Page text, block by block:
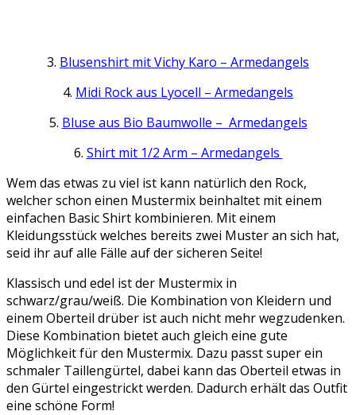
3. Blusenshirt mit Vichy Karo – Armedangels
4. Midi Rock aus Lyocell – Armedangels
5. Bluse aus Bio Baumwolle – Armedangels
6. Shirt mit 1/2 Arm – Armedangels
Wem das etwas zu viel ist kann natürlich den Rock,
welcher schon einen Mustermix beinhaltet mit einem
einfachen Basic Shirt kombinieren. Mit einem
Kleidungsstück welches bereits zwei Muster an sich hat,
seid ihr auf alle Fälle auf der sicheren Seite!
Klassisch und edel ist der Mustermix in
schwarz/grau/weiß. Die Kombination von Kleidern und
einem Oberteil drüber ist auch nicht mehr wegzudenken.
Diese Kombination bietet auch gleich eine gute
Möglichkeit für den Mustermix. Dazu passt super ein
schmaler Taillengürtel, dabei kann das Oberteil etwas in
den Gürtel eingestrickt werden. Dadurch erhält das Outfit
eine schöne Form!